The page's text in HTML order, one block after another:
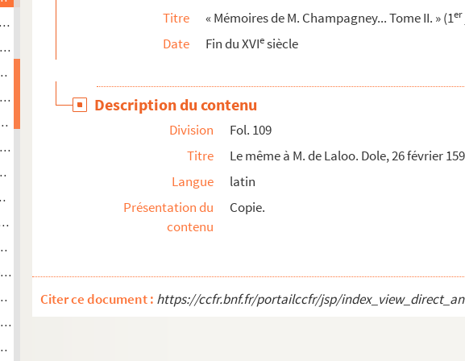
Laloo à M. de Champagney. Madrid, 27 février 1594
Madrid, 20 avril 1593
Pardo, 2 mars 1590, et San-Lorenzo, 27 mai 1588
Madrid, mars 1594
Ernest. Dole, 1
Dole, 3 mars 1594
Mansfeld. Dole, 3 mars 1594
Dole, 3 mars 1594
3 mars 1594
Dole, 6 mars 1594
d'État de Laloo. Dole, 10 mars 1594
Dole, 11 mars 1594
Cantecroy. Dole, 12 mars 1594
Dole, 12 mars 1594
Titre
« Mémoires de M. Champagney... Tome II. » (1er
Date
Fin du XVIesiècle
Description du contenu
Division
Fol. 109
Titre
Le même à M. de Laloo. Dole, 26 février
Langue
latin
Présentation du
contenu
Copie.
Citer ce document : https://ccfr.bnf.fr/portailccfr/jsp/